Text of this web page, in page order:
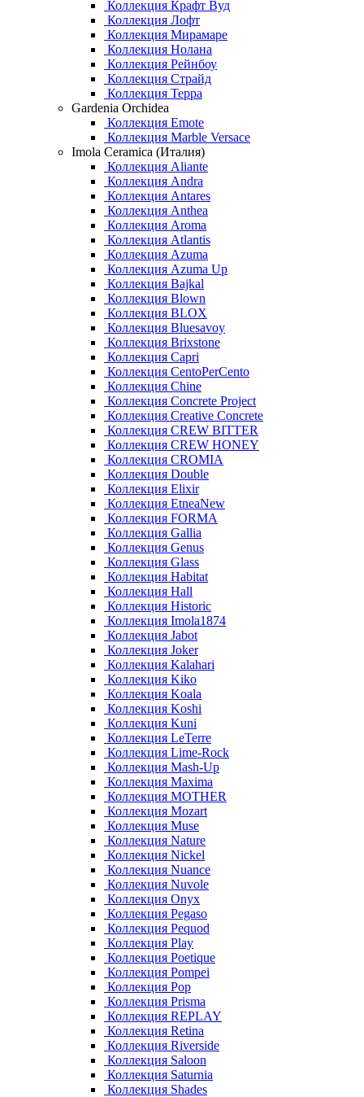
Коллекция Крафт Вуд
Коллекция Лофт
Коллекция Мирамаре
Коллекция Нолана
Коллекция Рейнбоу
Коллекция Страйд
Коллекция Терра
Gardenia Orchidea
Коллекция Emote
Коллекция Marble Versace
Imola Ceramica (Италия)
Коллекция Aliante
Коллекция Andra
Коллекция Antares
Коллекция Anthea
Коллекция Aroma
Коллекция Atlantis
Коллекция Azuma
Коллекция Azuma Up
Коллекция Bajkal
Коллекция Blown
Коллекция BLOX
Коллекция Bluesavoy
Коллекция Brixstone
Коллекция Capri
Коллекция CentoPerCento
Коллекция Chine
Коллекция Concrete Project
Коллекция Creative Concrete
Коллекция CREW BITTER
Коллекция CREW HONEY
Коллекция CROMIA
Коллекция Double
Коллекция Elixir
Коллекция EtneaNew
Коллекция FORMA
Коллекция Gallia
Коллекция Genus
Коллекция Glass
Коллекция Habitat
Коллекция Hall
Коллекция Historic
Коллекция Imola1874
Коллекция Jabot
Коллекция Joker
Коллекция Kalahari
Коллекция Kiko
Коллекция Koala
Коллекция Koshi
Коллекция Kuni
Коллекция LeTerre
Коллекция Lime-Rock
Коллекция Mash-Up
Коллекция Maxima
Коллекция MOTHER
Коллекция Mozart
Коллекция Muse
Коллекция Nature
Коллекция Nickel
Коллекция Nuance
Коллекция Nuvole
Коллекция Onyx
Коллекция Pegaso
Коллекция Pequod
Коллекция Play
Коллекция Poetique
Коллекция Pompei
Коллекция Pop
Коллекция Prisma
Коллекция REPLAY
Коллекция Retina
Коллекция Riverside
Коллекция Saloon
Коллекция Saturnia
Коллекция Shades